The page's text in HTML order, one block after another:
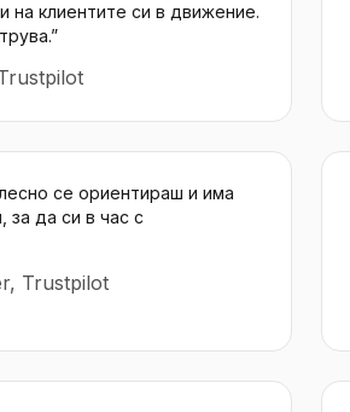
на клиентите си в движение.
”
се ориентираш и има
за да си в час с
Trustpilot